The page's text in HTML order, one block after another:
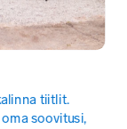
tiitlit.
soovitusi,